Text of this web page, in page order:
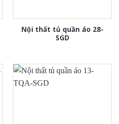
Nội thất tủ quần áo 28-
SGD